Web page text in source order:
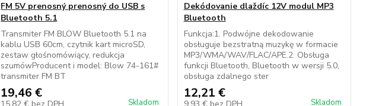
FM 5V prenosný prenosný do USB s
Bluetooth 5.1
Transmiter FM BLOW Bluetooth 5.1 na
kablu USB 60cm, czytnik kart microSD,
zestaw głośnomówiący, redukcja
szumówProducent i model: Blow 74-161#
transmiter FM BT
19,46 €
Skladom
Dekódovanie dlaždíc 12V modul MP3
Bluetooth
Funkcja:1. Podwójne dekodowanie
obsługuje bezstratną muzykę w formacie
MP3/WMA/WAV/FLAC/APE.2. Obsługa
funkcji Bluetooth, Bluetooth w wersji 5.0,
obsługa zdalnego ster
12,21 €
Skladom